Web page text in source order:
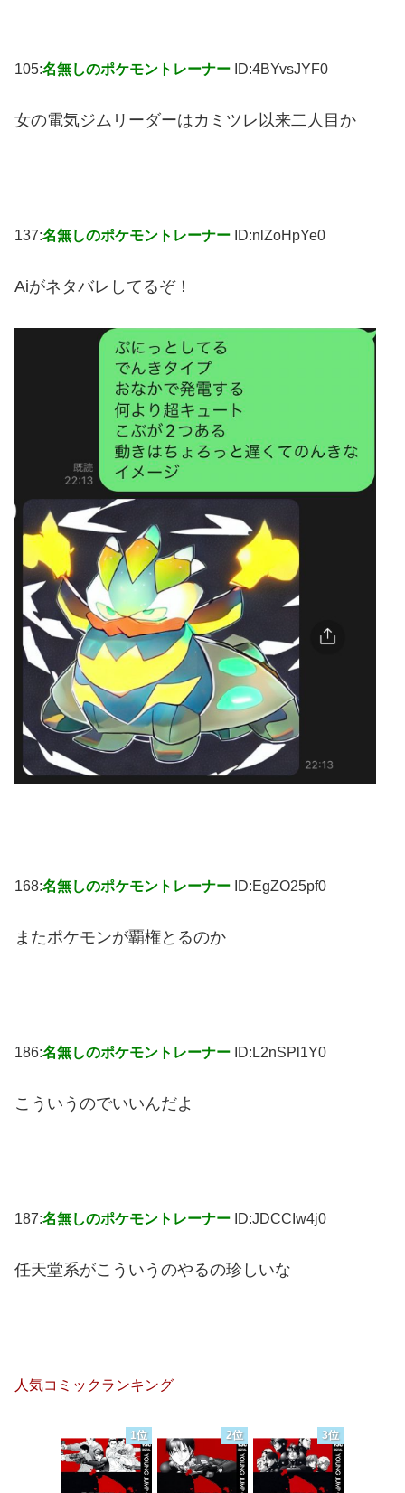
105:名無しのポケモントレーナー ID:4BYvsJYF0
女の電気ジムリーダーはカミツレ以来二人目か
137:名無しのポケモントレーナー ID:nlZoHpYe0
Aiがネタバレしてるぞ！
168:名無しのポケモントレーナー ID:EgZO25pf0
またポケモンが覇権とるのか
186:名無しのポケモントレーナー ID:L2nSPl1Y0
こういうのでいいんだよ
187:名無しのポケモントレーナー ID:JDCCIw4j0
任天堂系がこういうのやるの珍しいな
人気コミックランキング
1位 2位 3位